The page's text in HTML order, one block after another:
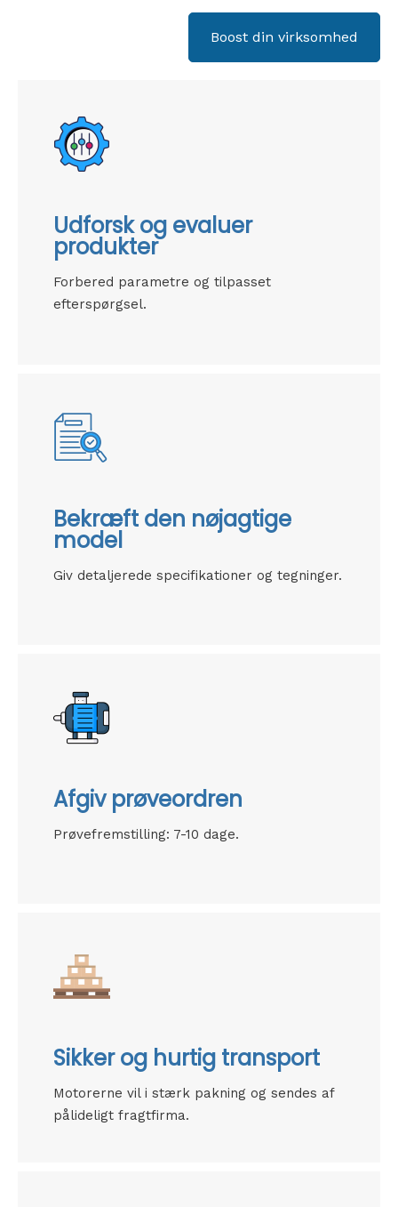
Boost din virksomhed
Udforsk og evaluer
produkter
Forbered parametre og tilpasset
efterspørgsel.
Bekræft den nøjagtige
model
Giv detaljerede specifikationer og tegninger.
Afgiv prøveordren
Prøvefremstilling: 7-10 dage.
Sikker og hurtig transport
Motorerne vil i stærk pakning og sendes af
pålideligt fragtfirma.